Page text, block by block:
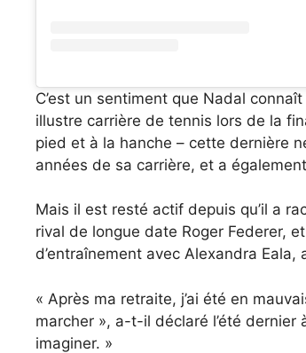
C’est un sentiment que Nadal
illustre carrière de tennis lors de la
pied et à la hanche – cette dernière
années de sa carrière, et a
Mais il est resté actif depuis qu’il a
rival de longue date Roger Federer,
d’entraînement avec Alexandra Eala,
« Après ma retraite, j’ai été en
marcher », a-t-il déclaré l’été dernier
imaginer. »